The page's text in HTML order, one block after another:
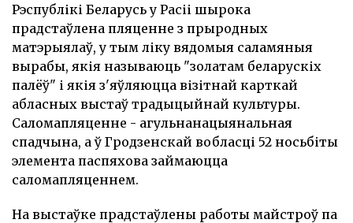
Рэспублікі Беларусь у Расіі шырока
прадстаўлена пляценне з прыродных
матэрыялаў, у тым ліку вядомыя саламяныя
вырабы, якія называюць "золатам беларускіх
палёў" і якія з'яўляюцца візітнай карткай
абласных выстаў традыцыйнай культуры.
Саломапляценне - агульнанацыянальная
спадчына, а ў Гродзенскай вобласці 52 носьбіты
элемента паспяхова займаюцца
саломапляценнем.
На выстаўке прадстаўлены работы майстроў па